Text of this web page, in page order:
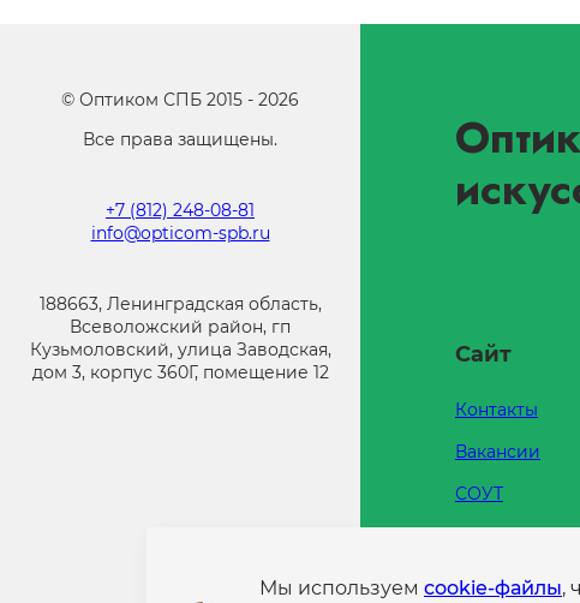
© Оптиком СПБ 2015 - 2026
Все права защищены.
+7 (812) 248-08-81
info@opticom-spb.ru
188663, Ленинградская область,
Всеволожский район, гп
Кузьмоловский, улица Заводская,
дом 3, корпус 360Г, помещение 12
Сайт
Контакты
Вакансии
СОУТ
Напишите нам
Мы используем cookie-файлы,